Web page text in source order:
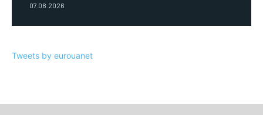
07.08.2026
Tweets by eurouanet